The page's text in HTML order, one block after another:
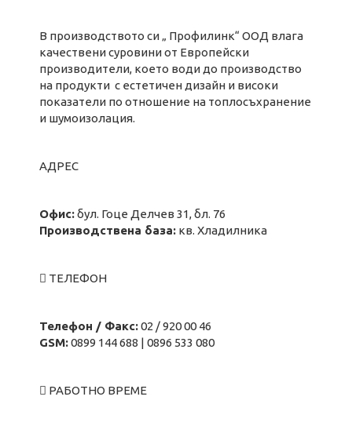
В производството си „ Профилинк“ ООД влага
качествени суровини от Европейски
производители, което води до производство
на продукти с естетичен дизайн и високи
показатели по отношение на топлосъхранение
и шумоизолация.
АДРЕС
Офис:бул. Гоце Делчев 31, бл. 76
Производствена база: кв. Хладилника
 ТЕЛЕФОН
Телефон / Факс:02 / 920 00 46
GSM:0899 144 688 | 0896 533 080
 РАБОТНО ВРЕМЕ